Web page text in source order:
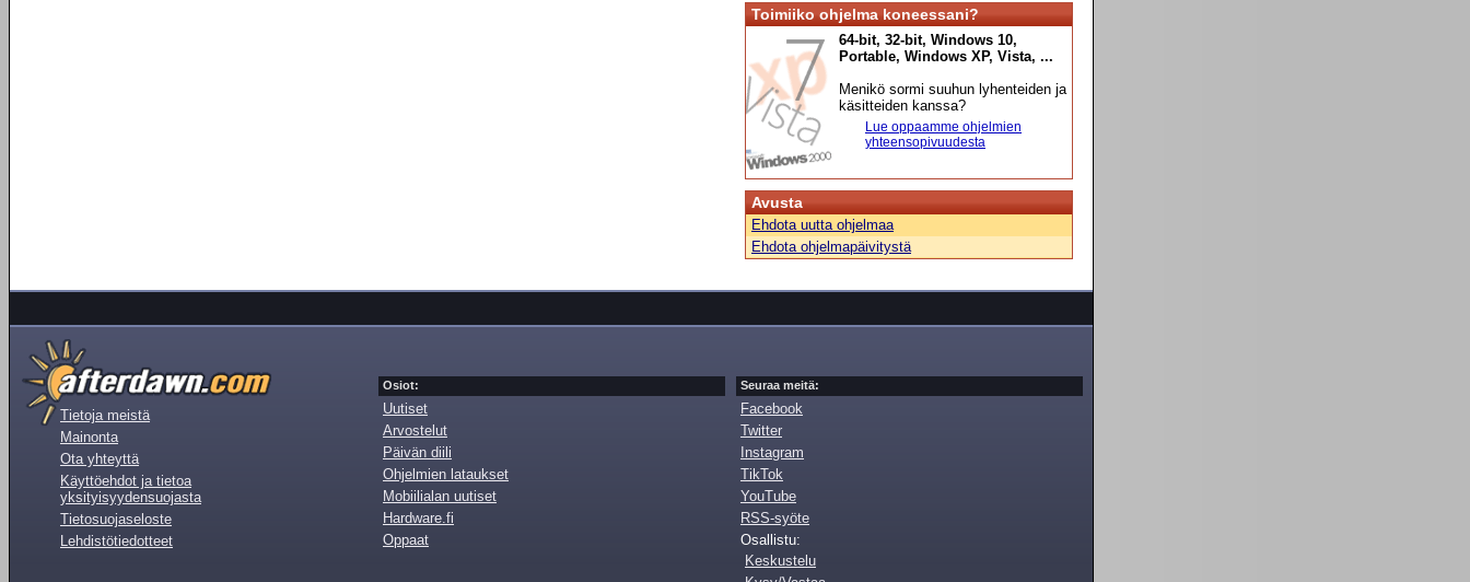
Toimiiko ohjelma koneessani?
64-bit, 32-bit, Windows 10,
Portable, Windows XP, Vista, ...
Menikö sormi suuhun lyhenteiden ja
käsitteiden kanssa?
Lue oppaamme ohjelmien
yhteensopivuudesta
Avusta
Ehdota uutta ohjelmaa
Ehdota ohjelmapäivitystä
Tietoja meistä
Mainonta
Ota yhteyttä
Käyttöehdot ja tietoa
yksityisyydensuojasta
Tietosuojaseloste
Lehdistötiedotteet
Osiot:
Uutiset
Arvostelut
Päivän diili
Ohjelmien lataukset
Mobiilialan uutiset
Hardware.fi
Oppaat
Seuraa meitä:
Facebook
Twitter
Instagram
TikTok
YouTube
RSS-syöte
Osallistu:
Keskustelu